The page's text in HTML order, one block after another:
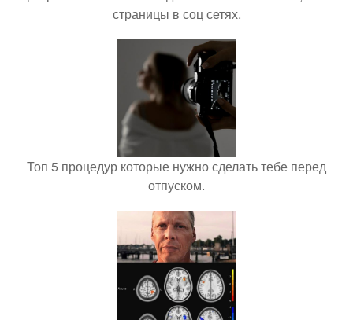
страницы в соц сетях.
Топ 5 процедур которые нужно сделать тебе перед
отпуском.